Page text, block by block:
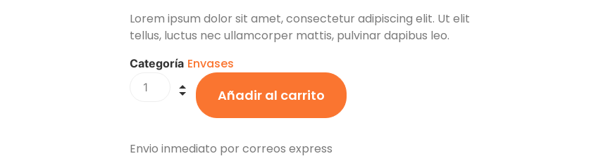
Lorem ipsum dolor sit amet, consectetur adipiscing elit. Ut elit
tellus, luctus nec ullamcorper mattis, pulvinar dapibus leo.
Categoría Envases
Añadir al carrito
Envio inmediato por correos express